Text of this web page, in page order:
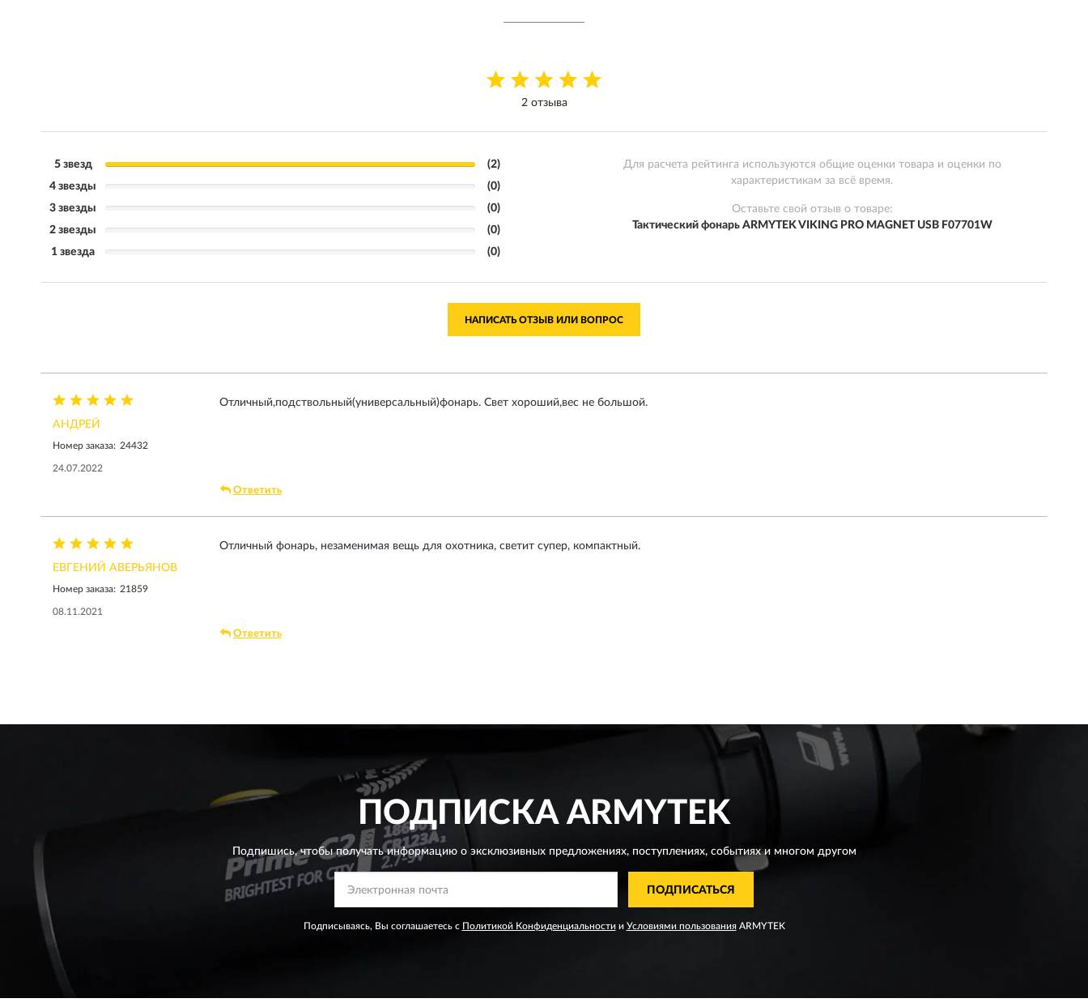
2 отзыва
5 звезд
(2)
4 звезды
(0)
3 звезды
(0)
2 звезды
(0)
1 звезда
(0)
Для расчета рейтинга используются общие оценки товара и оценки по
характеристикам за всё время.
Оставьте свой отзыв о товаре:
Тактический фонарь ARMYTEK VIKING PRO MAGNET USB F07701W
НАПИСАТЬ ОТЗЫВ ИЛИ ВОПРОС
АНДРЕЙ
Номер заказа: 24432
24.07.2022
Отличный,подствольный(универсальный)фонарь. Свет хороший,вес не большой.
Ответить
ЕВГЕНИЙ АВЕРЬЯНОВ
Номер заказа: 21859
08.11.2021
Отличный фонарь, незаменимая вещь для охотника, светит супер, компактный.
Ответить
ПОДПИСКАARMYTEK
Подпишись, чтобы получать информацию о эксклюзивных предложениях,поступлениях, событиях и многом другом
ПОДПИСАТЬСЯ
Подписываясь, Вы соглашаетесь с Политикой Конфиденциальности и Условиями пользованияARMYTEK